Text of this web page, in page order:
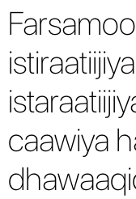
caawiya